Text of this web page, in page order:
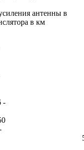
антенны в
в км